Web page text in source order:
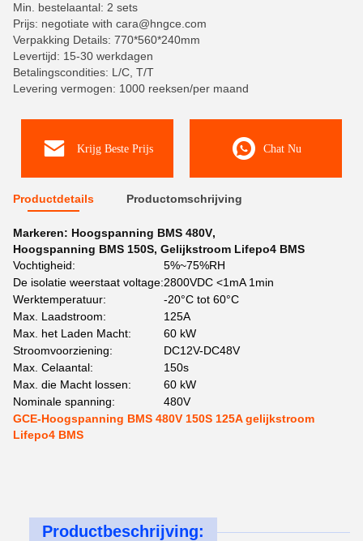
Min. bestelaantal: 2 sets
Prijs: negotiate with cara@hngce.com
Verpakking Details: 770*560*240mm
Levertijd: 15-30 werkdagen
Betalingscondities: L/C, T/T
Levering vermogen: 1000 reeksen/per maand
Krijg Beste Prijs Chat Nu
Productdetails Productomschrijving
Markeren: Hoogspanning BMS 480V,
Hoogspanning BMS 150S, Gelijkstroom Lifepo4 BMS
Vochtigheid:
5%~75%RH
De isolatie weerstaat voltage:2800VDC <1mA 1min
Werktemperatuur:
-20°C tot 60°C
Max. Laadstroom:
125A
Max. het Laden Macht:
60 kW
Stroomvoorziening:
DC12V-DC48V
Max. Celaantal:
150s
Max. die Macht lossen:
60 kW
Nominale spanning:
480V
GCE-Hoogspanning BMS 480V 150S 125A gelijkstroom
Lifepo4 BMS
Productbeschrijving: